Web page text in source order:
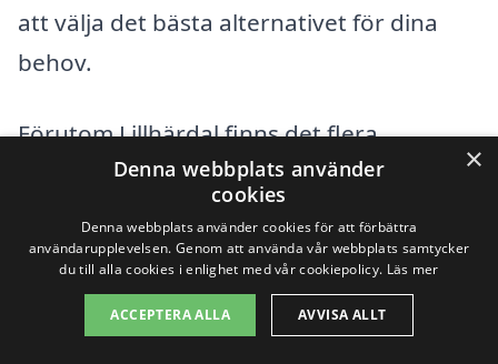
att välja det bästa alternativet för dina
behov.
Förutom Lillhärdal finns det flera
närliggande städer där du också kan hitta
exempel på städer där du kan söka hjälp:
Bergs
×
Denna webbplats använder
cookies
Denna webbplats använder cookies för att förbättra
användarupplevelsen. Genom att använda vår webbplats samtycker
du till alla cookies i enlighet med vår cookiepolicy. Läs mer
ACCEPTERA ALLA AVVISA ALLT